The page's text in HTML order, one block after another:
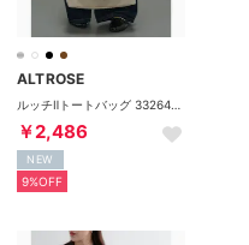
ALTROSE
￥2,486
NEW
9%OFF